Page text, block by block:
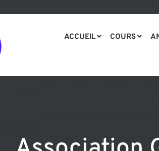
ACCUEIL COURS